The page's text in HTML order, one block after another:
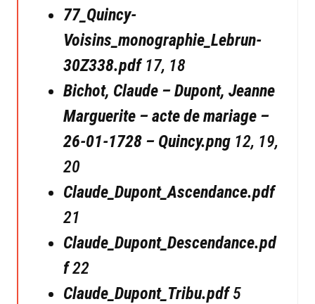
77_Quincy-
Voisins_monographie_Lebrun-
30Z338.pdf17, 18
Bichot, Claude – Dupont, Jeanne
Marguerite – acte de mariage –
26-01-1728 – Quincy.png 12, 19,
20
Claude_Dupont_Ascendance.pdf
21
Claude_Dupont_Descendance.pd
f22
Claude_Dupont_Tribu.pdf5